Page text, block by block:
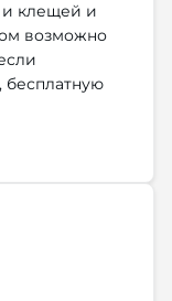
и клещей и
возможно
бесплатную